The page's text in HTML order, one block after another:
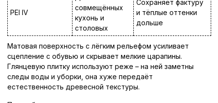
PEI IV
совмещённых
кухонь и
столовых
Сохраняет фактуру
и тёплые оттенки
дольше
Матовая поверхность с лёгким рельефом усиливает
сцепление с обувью и скрывает мелкие царапины.
Глянцевую плитку используют реже – на ней заметны
следы воды и уборки, она хуже передаёт
естественность древесной текстуры.